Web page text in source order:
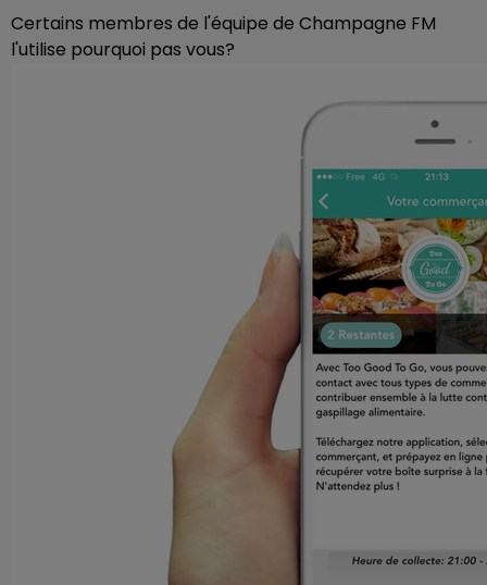
Certains membres de l'équipe de Champagne FM
l'utilise pourquoi pas vous?